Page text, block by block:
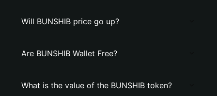
Will BUNSHIB price go up?
Are BUNSHIB Wallet Free?
What is the value of the BUNSHIB token?